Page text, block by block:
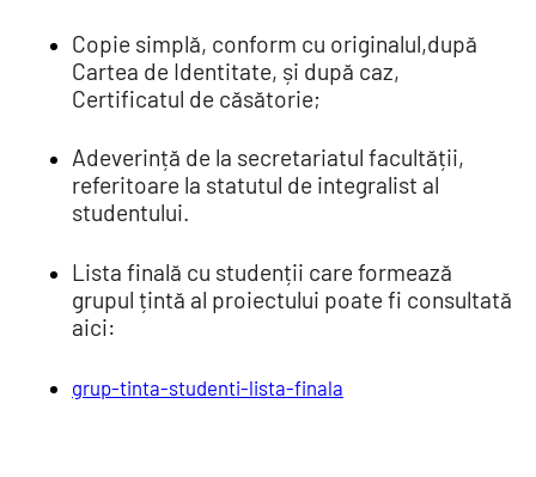
Copie simplă, conform cu originalul,după
Cartea de Identitate, și după caz,
Certificatul de căsătorie;
Adeverință de la secretariatul facultății,
referitoare la statutul de integralist al
studentului.
Lista finală cu studenții care formează
grupul țintă al proiectului poate fi consultată
aici:
grup-tinta-studenti-lista-finala